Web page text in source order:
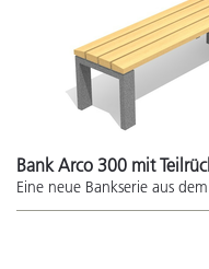
Bank Arco 300 mit
Eine neue Bankserie aus